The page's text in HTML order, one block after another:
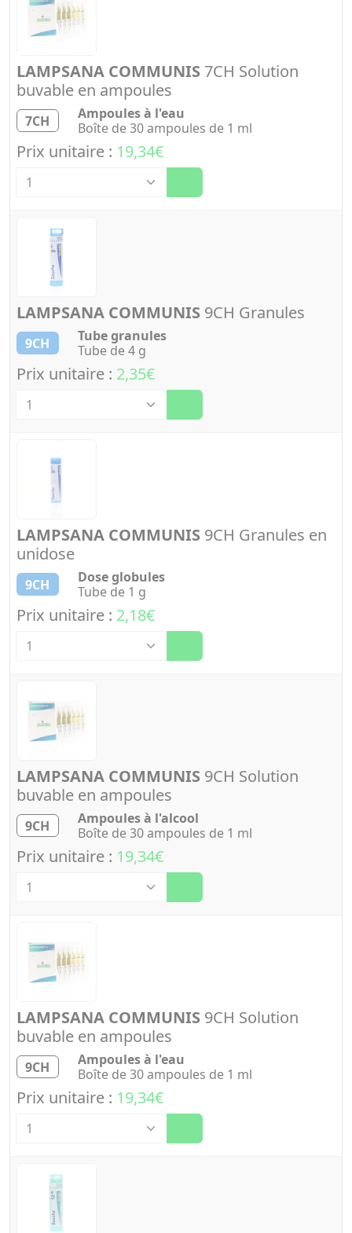
LAMPSANA COMMUNIS 7CH Solution
buvable en ampoules
7CH
Ampoules à l'eau
Boîte de 30 ampoules de 1 ml
Prix unitaire : 19,34€
LAMPSANA COMMUNIS 9CH Granules
9CH
Tube granules
Tube de 4 g
Prix unitaire : 2,35€
LAMPSANA COMMUNIS 9CH Granules en
unidose
9CH
Dose globules
Tube de 1 g
Prix unitaire : 2,18€
LAMPSANA COMMUNIS 9CH Solution
buvable en ampoules
9CH
Ampoules à l'alcool
Boîte de 30 ampoules de 1 ml
Prix unitaire : 19,34€
LAMPSANA COMMUNIS 9CH Solution
buvable en ampoules
9CH
Ampoules à l'eau
Boîte de 30 ampoules de 1 ml
Prix unitaire : 19,34€